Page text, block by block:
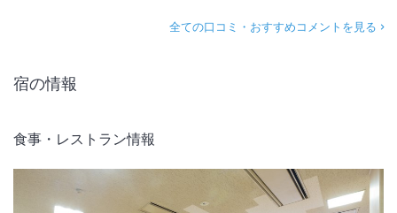
全ての口コミ・おすすめコメントを見る
宿の情報
食事・レストラン情報